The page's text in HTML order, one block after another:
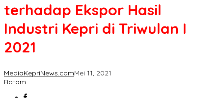
terhadap Ekspor Hasil
Industri Kepri di Triwulan I
2021
MediaKepriNews.comMei 11, 2021
Batam